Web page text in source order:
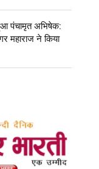
पंचामृत अभिषेक:
महाराज ने किया